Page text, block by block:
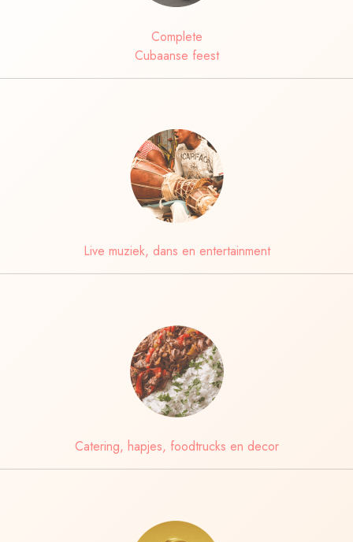
Complete
Cubaanse feest
Live muziek, dans en entertainment
Catering, hapjes, foodtrucks en decor